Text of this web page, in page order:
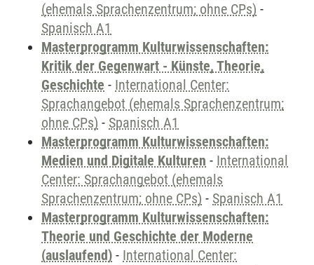
(ehemals Sprachenzentrum; ohne CPs) -
Spanisch A1
Masterprogramm Kulturwissenschaften:
Kritik der Gegenwart - Künste, Theorie,
Geschichte - International Center:
Sprachangebot (ehemals Sprachenzentrum;
ohne CPs) - Spanisch A1
Masterprogramm Kulturwissenschaften:
Medien und Digitale Kulturen - International
Center: Sprachangebot (ehemals
Sprachenzentrum; ohne CPs) - Spanisch A1
Masterprogramm Kulturwissenschaften:
Theorie und Geschichte der Moderne
(auslaufend) - International Center: